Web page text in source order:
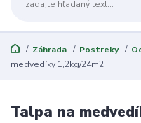
Záhrada Postreky
medvedíky 1,2kg/24m2
Talpa na